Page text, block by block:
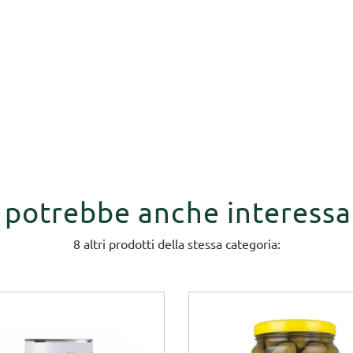
potrebbe anche
8 altri prodotti della stessa categoria: